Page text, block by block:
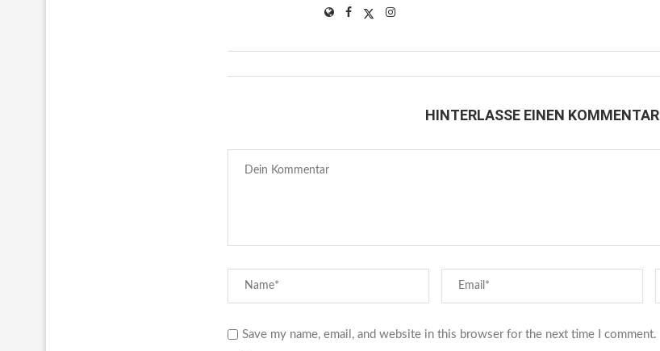
HINTERLASSE EINEN KOMMENTAR
Save my name, email, and website in this browser for the next time I comment.